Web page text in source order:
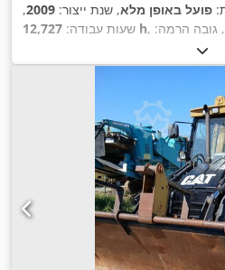
פועל באופן מלא, שנת ייצור: 2009
,
שעות עבודה: 12,727 h , גובה הרמה:
סוג תורן:
38 קילוואט (51.67 כ"ס)